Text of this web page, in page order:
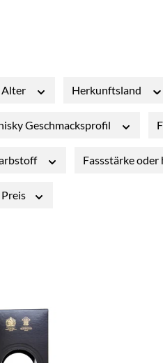
Alter Herkunftsland
Geschmacksprofil
Fassstärke
Preis